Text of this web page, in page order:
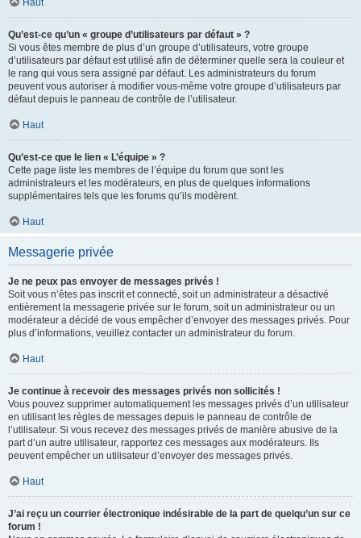
Haut
Qu’est-ce qu’un « groupe d’utilisateurs par défaut » ?
Si vous êtes membre de plus d’un groupe d’utilisateurs, votre groupe
d’utilisateurs par défaut est utilisé afin de déterminer quelle sera la couleur et
le rang qui vous sera assigné par défaut. Les administrateurs du forum
peuvent vous autoriser à modifier vous-même votre groupe d’utilisateurs par
défaut depuis le panneau de contrôle de l’utilisateur.
Haut
Qu’est-ce que le lien « L’équipe » ?
Cette page liste les membres de l’équipe du forum que sont les
administrateurs et les modérateurs, en plus de quelques informations
supplémentaires tels que les forums qu’ils modèrent.
Haut
Messagerie privée
Je ne peux pas envoyer de messages privés !
Soit vous n’êtes pas inscrit et connecté, soit un administrateur a désactivé
entièrement la messagerie privée sur le forum, soit un administrateur ou un
modérateur a décidé de vous empêcher d’envoyer des messages privés. Pour
plus d’informations, veuillez contacter un administrateur du forum.
Haut
Je continue à recevoir des messages privés non sollicités !
Vous pouvez supprimer automatiquement les messages privés d’un utilisateur
en utilisant les règles de messages depuis le panneau de contrôle de
l’utilisateur. Si vous recevez des messages privés de manière abusive de la
part d’un autre utilisateur, rapportez ces messages aux modérateurs. Ils
peuvent empêcher un utilisateur d’envoyer des messages privés.
Haut
J’ai reçu un courrier électronique indésirable de la part de quelqu’un sur ce
forum !